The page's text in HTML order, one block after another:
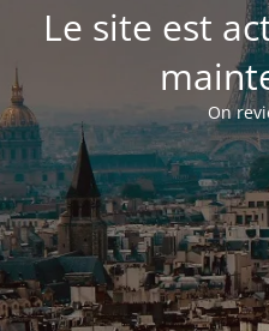
Le site est
On